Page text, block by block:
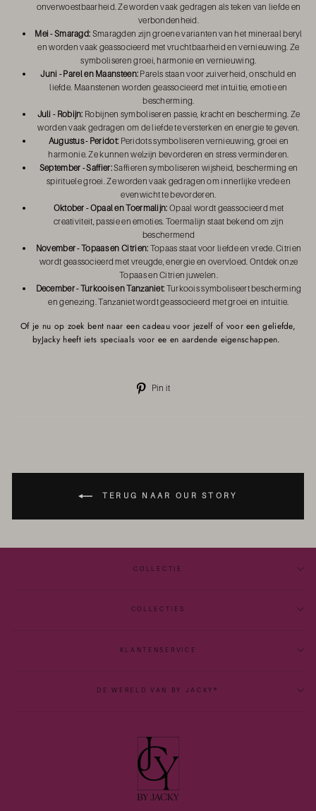
onverwoestbaarheid. Ze worden vaak gedragen als teken van liefde en
verbondenheid.
Mei - Smaragd: Smaragden zijn groene varianten van het mineraal beryl
en worden vaak geassocieerd met vruchtbaarheid en vernieuwing. Ze
symboliseren groei, harmonie en vernieuwing.
Juni - Parel en Maansteen: Parels staan voor zuiverheid, onschuld en
liefde. Maanstenen worden geassocieerd met intuïtie, emotie en
bescherming.
Juli - Robijn: Robijnen symboliseren passie, kracht en bescherming. Ze
worden vaak gedragen om de liefde te versterken en energie te geven.
Augustus - Peridot: Peridots symboliseren vernieuwing, groei en
harmonie. Ze kunnen welzijn bevorderen en stress verminderen.
September - Saffier:Saffieren symboliseren wijsheid, bescherming en
spirituele groei. Ze worden vaak gedragen om innerlijke vrede en
evenwicht te bevorderen.
Oktober - Opaal en Toermalijn: Opaal wordt geassocieerd met
creativiteit, passie en emoties. Toermalijn staat bekend om zijn
beschermend
November - Topaas en Citrien: Topaas staat voor liefde en vrede. Citrien
wordt geassocieerd met vreugde, energie en overvloed. Ontdek onze
Topaas en Citrien juwelen.
December - Turkoois en Tanzaniet: Turkoois symboliseert bescherming
en genezing. Tanzaniet wordt geassocieerd met groei en intuïtie.
Of je nu op zoek bent naar een cadeau voor jezelf of voor een geliefde,
byJacky heeft iets speciaals voor ee en aardende eigenschappen.
Pin it
TERUG NAAR OUR STORY
COLLECTIE
COLLECTIES
KLANTENSERVICE
DE WERELD VAN BY JACKY®